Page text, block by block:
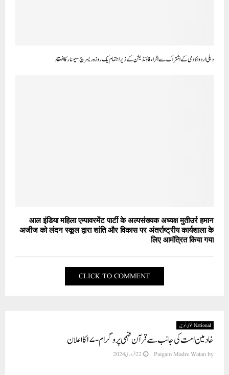
دہلی اردو اکادمی کے اشتراک سے اقراء فاؤنڈیشن کے زیر اہتمام یک روزہ ریسرچ سیمنار کا انعقاد
आल इंडिया महिला एम्पावरमेंट पार्टी के अल्पसंख्यक अध्यक्ष मुतीउर्र हमान
अजीज को लंदन स्कूल द्वारा शांति और विकास पर अंतर्राष्ट्रीय कार्यशाला के
लिए आमंत्रित किया गया
CLICK TO COMMENT
National قومی خبریں
خادمین امت کی جانب سے قرآن فہمی پروگرام-۱۷ کا اعلان
by
Paigam Madre Watan 22 فروری 2024